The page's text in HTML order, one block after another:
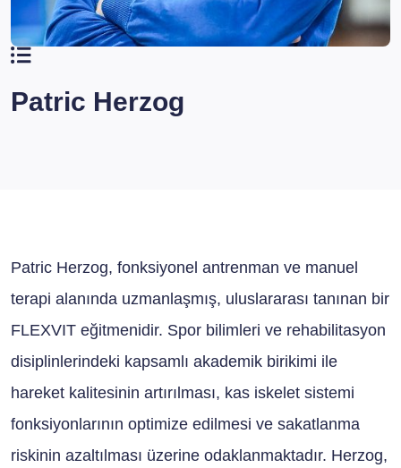
Patric Herzog
Patric Herzog, fonksiyonel antrenman ve manuel
terapi alanında uzmanlaşmış, uluslararası tanınan bir
FLEXVIT eğitmenidir. Spor bilimleri ve rehabilitasyon
disiplinlerindeki kapsamlı akademik birikimi ile
hareket kalitesinin artırılması, kas iskelet sistemi
fonksiyonlarının optimize edilmesi ve sakatlanma
riskinin azaltılması üzerine odaklanmaktadır. Herzog,